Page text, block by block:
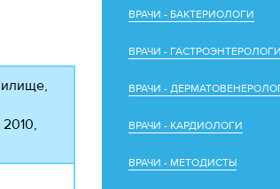
ВРАЧИ - БАКТЕРИОЛОГИ
ВРАЧИ - ГАСТРОЭНТЕРОЛОГИ
ВРАЧИ -
ВРАЧИ - КАРДИОЛОГИ
ВРАЧИ - МЕТОДИСТЫ